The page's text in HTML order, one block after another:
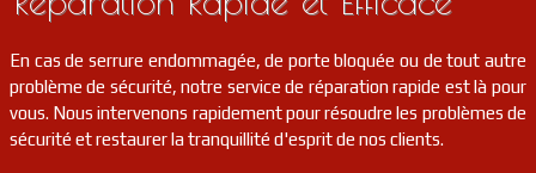
En cas de serrure endommagée, de porte bloquée ou de tout autre
problème de sécurité, notre service de réparation rapide est là pour
vous. Nous intervenons rapidement pour résoudre les problèmes de
sécurité et restaurer la tranquillité d'esprit de nos clients.